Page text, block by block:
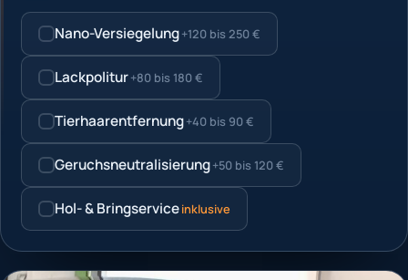
Nano-Versiegelung+120 bis 250 €
Lackpolitur+80 bis 180 €
Tierhaarentfernung+40 bis 90 €
Geruchsneutralisierung+50 bis 120 €
Hol- & Bringserviceinklusive